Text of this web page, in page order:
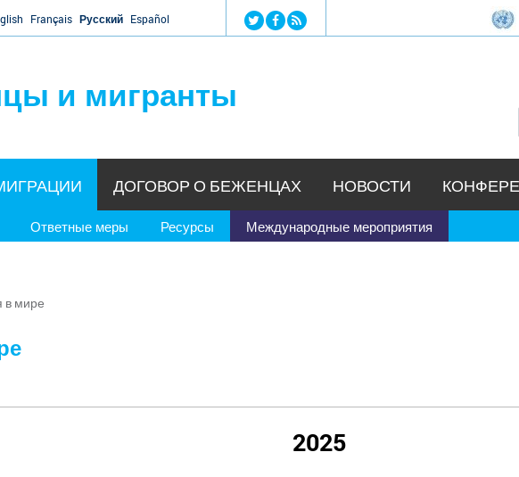
Jump to navigation
Français Русский Español
и мигранты
Ответные меры Ресурсы Международные мероприятия
ДОГОВОР О БЕЖЕНЦАХ НОВОСТИ
в мире
2025